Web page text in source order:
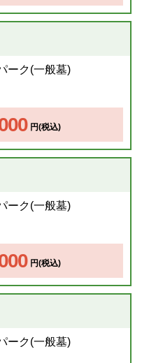
ーク(一般墓)
円(税込)
ーク(一般墓)
円(税込)
ーク(一般墓)